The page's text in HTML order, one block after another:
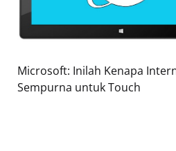
Microsoft: Inilah Kenapa
Sempurna untuk Touch